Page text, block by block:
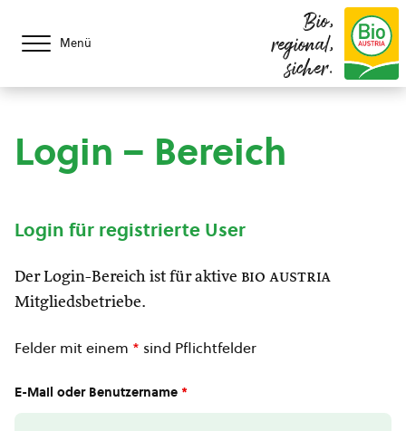
Menü
Bio,
regional,
sicher.
Login – Bereich
Login für registrierte User
Der Login-Bereich ist für aktive bio austria
Mitgliedsbetriebe.
Felder mit einem * sind Pflichtfelder
E-Mail oder Benutzername *